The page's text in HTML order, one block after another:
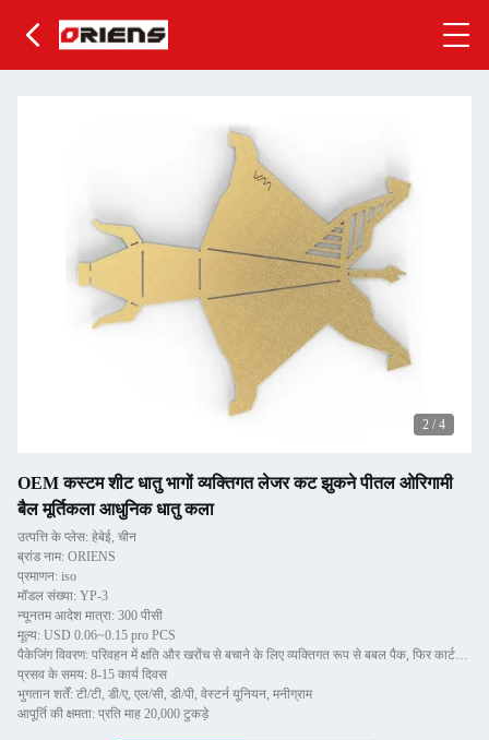
2 / 4
OEM कस्टम शीट धातु भागों व्यक्तिगत लेजर कट झुकने पीतल ओरिगामी
बैल मूर्तिकला आधुनिक धातु कला
उत्पत्ति के प्लेस: हेबेई, चीन
ब्रांड नाम: ORIENS
प्रमाणन: iso
मॉडल संख्या: YP-3
न्यूनतम आदेश मात्रा: 300 पीसी
मूल्य: USD 0.06~0.15 pro PCS
पैकेजिंग विवरण: परिवहन में क्षति और खरोंच से बचाने के लिए व्यक्तिगत रूप से बबल पैक, फिर कार्टन में
प्रसव के समय: 8-15 कार्य दिवस
भुगतान शर्तें: टी/टी, डी/ए, एल/सी, डी/पी, वेस्टर्न यूनियन, मनीग्राम
आपूर्ति की क्षमता: प्रति माह 20,000 टुकड़े